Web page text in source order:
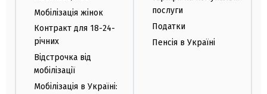
Мобілізація жінок
Контракт для 18-24-
річних
Відстрочка від
мобілізації
Мобілізація в Україні:
послуги
Податки
Пенсія в Україні